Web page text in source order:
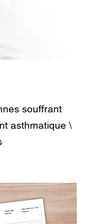
souffrant
asthmatique \